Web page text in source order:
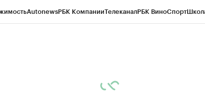
AutonewsРБК КомпанииТелеканалРБК ВиноСпорт